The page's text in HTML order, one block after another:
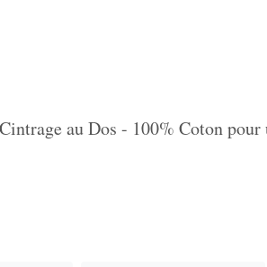
au Dos - 100% Coton